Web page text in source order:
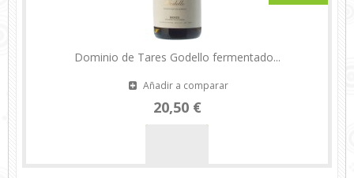
Dominio de Tares Godello fermentado...
Añadir a comparar
20,50 €